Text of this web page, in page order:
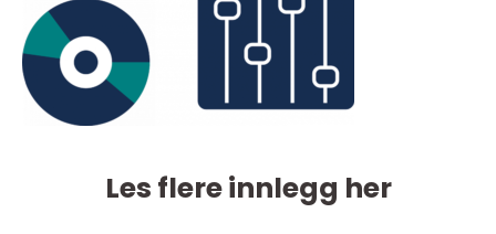
Les flere innlegg her